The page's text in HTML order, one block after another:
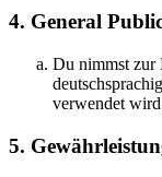
4. General
Du nimmst zur
verwendet
5.